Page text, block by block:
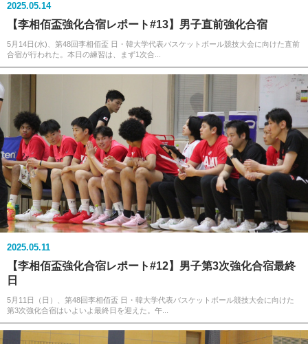
2025.05.14
【李相佰盃強化合宿レポート#13】男子直前強化合宿
5月14日(水)、第48回李相佰盃 日・韓大学代表バスケットボール競技大会に向けた直前
合宿が行われた。本日の練習は、まず1次合...
2025.05.11
【李相佰盃強化合宿レポート#12】男子第3次強化合宿最終
日
5月11日（日）、第48回李相佰盃 日・韓大学代表バスケットボール競技大会に向けた
第3次強化合宿はいよいよ最終日を迎えた。午...